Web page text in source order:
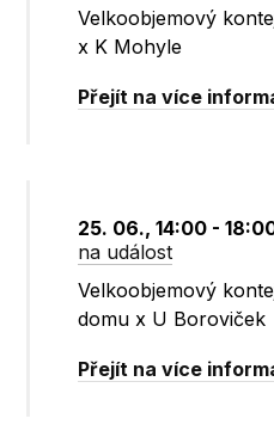
Velkoobjemový
x K Mohyle
Přejít na více
25. 06., 14:00 -
na událost
Velkoobjemový
domu x U Boroviček
Přejít na více